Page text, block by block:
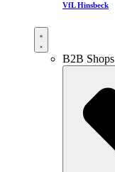
VfL Hinsbeck
B2B Shops